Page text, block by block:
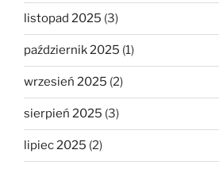
listopad 2025 (3)
październik 2025 (1)
wrzesień 2025 (2)
sierpień 2025 (3)
lipiec 2025 (2)